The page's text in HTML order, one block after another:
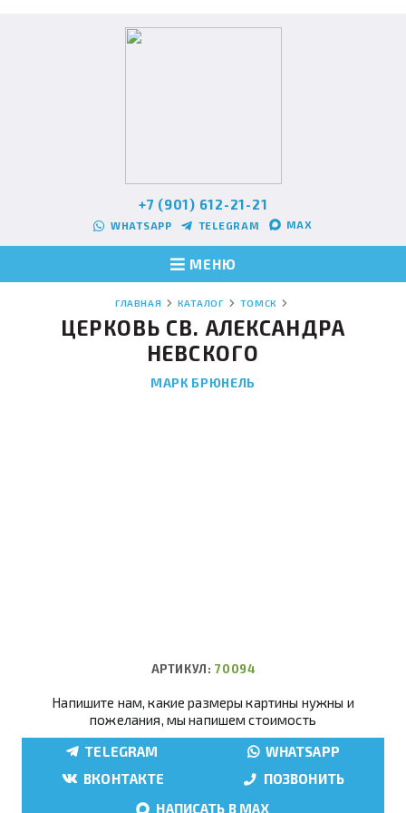
+7 (901) 612-21-21
WHATSAPP TELEGRAM MAX
МЕНЮ
ГЛАВНАЯ КАТАЛОГ ТОМСК
ЦЕРКОВЬ СВ. АЛЕКСАНДРА
НЕВСКОГО
МАРК БРЮНЕЛЬ
АРТИКУЛ:70094
Напишите нам, какие размеры картины нужны и
пожелания, мы напишем стоимость
TELEGRAM
WHATSAPP
ВКОНТАКТЕ
ПОЗВОНИТЬ
НАПИСАТЬ В MAX